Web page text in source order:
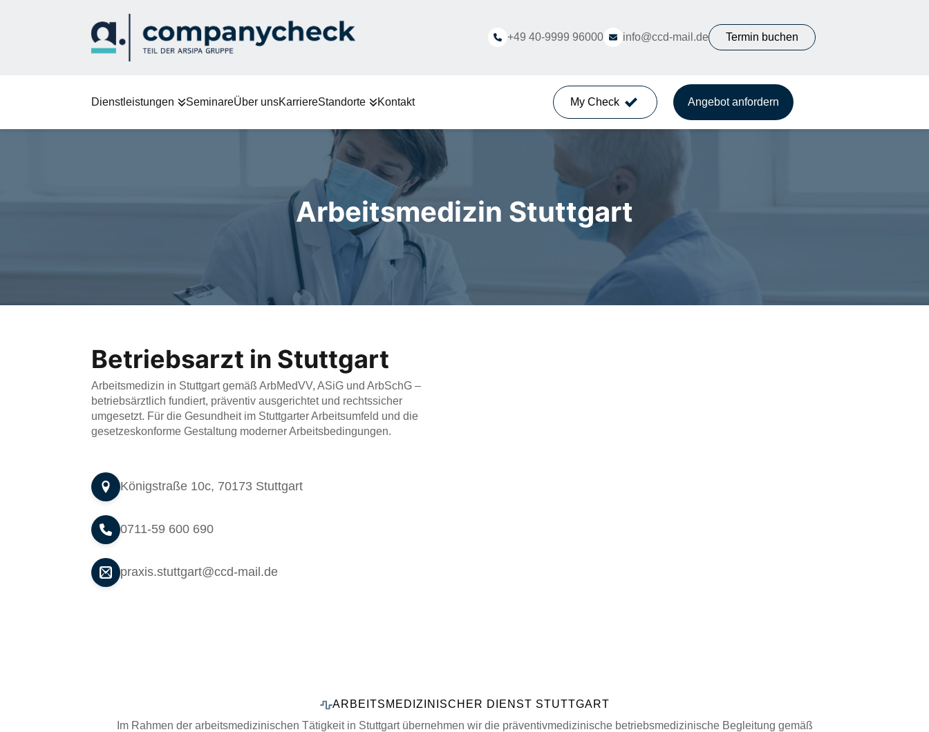
+49 40-9999 96000 info@ccd-mail.de Termin buchen
Dienstleistungen SeminareÜber unsKarriereStandorte Kontakt My Check Angebot anfordern
Arbeitsmedizin Stuttgart
Betriebsarzt in Stuttgart
Arbeitsmedizin in Stuttgart gemäß ArbMedVV, ASiG und ArbSchG –
betriebsärztlich fundiert, präventiv ausgerichtet und rechtssicher
umgesetzt. Für die Gesundheit im Stuttgarter Arbeitsumfeld und die
gesetzeskonforme Gestaltung moderner Arbeitsbedingungen.
Königstraße 10c, 70173 Stuttgart
0711-59 600 690
praxis.stuttgart@ccd-mail.de
ARBEITSMEDIZINISCHER DIENST STUTTGART
Im Rahmen der arbeitsmedizinischen Tätigkeit in Stuttgart übernehmen wir die präventivmedizinische betriebsmedizinische Begleitung gemäß